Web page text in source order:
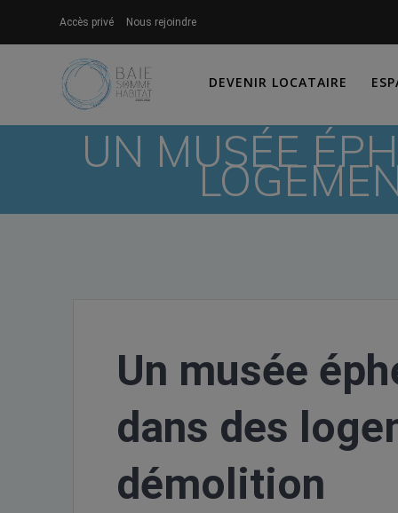
Accès privé Nous rejoindre
DEVENIR LOCATAIRE
UN MUSÉE
Un musée
dans des
démolition